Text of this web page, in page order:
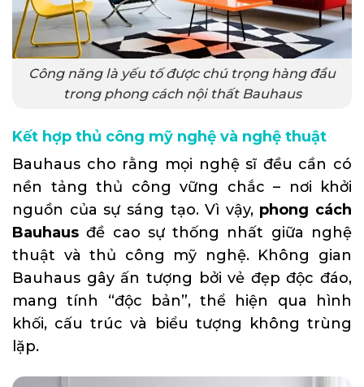
Công năng là yếu tố được chú trọng hàng đầu
trong phong cách nội thất Bauhaus
Kết hợp thủ công mỹ nghệ và nghệ thuật
Bauhaus cho rằng mọi nghệ sĩ đều cần có
nền tảng thủ công vững chắc – nơi khởi
nguồn của sự sáng tạo. Vì vậy, phong cách
Bauhaus đề cao sự thống nhất giữa nghệ
thuật và thủ công mỹ nghệ. Không gian
Bauhaus gây ấn tượng bởi vẻ đẹp độc đáo,
mang tính “độc bản”, thể hiện qua hình
khối, cấu trúc và biểu tượng không trùng
lặp.